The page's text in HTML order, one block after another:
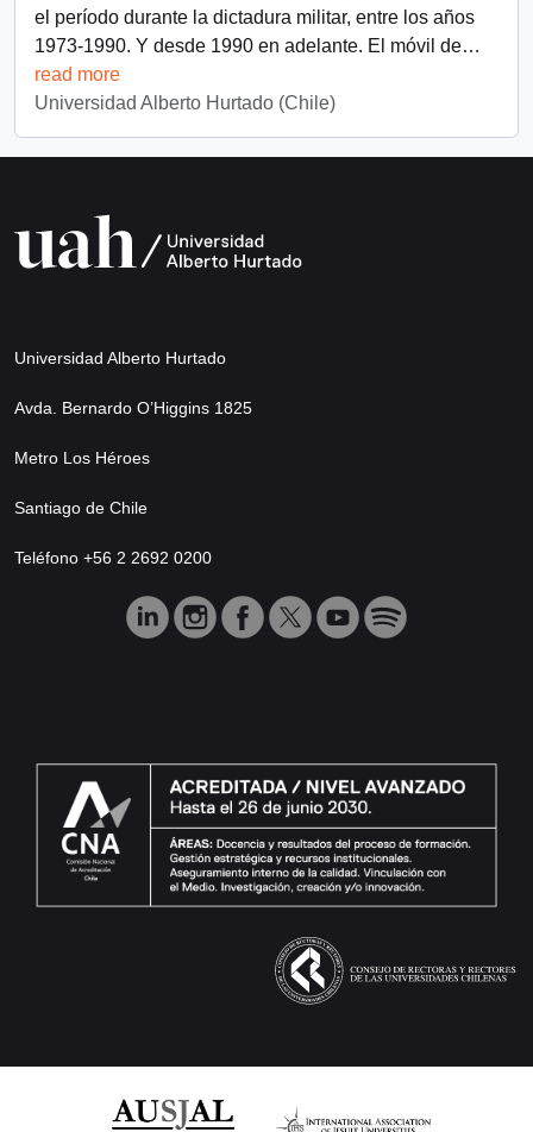
el período durante la dictadura militar, entre los años
1973-1990. Y desde 1990 en adelante. El móvil de…
read more
Universidad Alberto Hurtado (Chile)
Universidad Alberto Hurtado
Avda. Bernardo O’Higgins 1825
Metro Los Héroes
Santiago de Chile
Teléfono +56 2 2692 0200